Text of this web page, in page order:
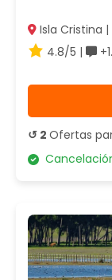
Isla Cristina |
4.8/5 |
↺ 2 Ofertas